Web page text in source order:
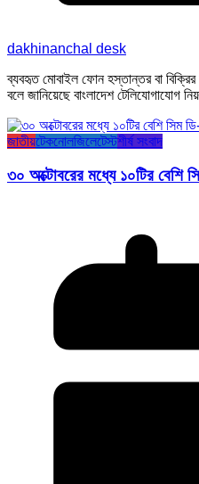
dakhinanchal desk
ব্যবহৃত মোবাইল ফোন হস্তান্তর বা
বলে জানিয়েছে বাংলাদেশ টেলিযোগাযোগ
জাতীয়টেকনোলজিলেটেস্টশীর্ষ সংবাদ
৩০ অক্টোবরের মধ্যে ১০টির বেশি